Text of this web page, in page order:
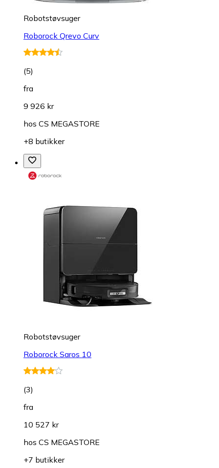
Robotstøvsuger
Roborock Qrevo Curv
(5)
fra
9 926 kr
hos CS MEGASTORE
+8 butikker
Robotstøvsuger
Roborock Saros 10
(3)
fra
10 527 kr
hos CS MEGASTORE
+7 butikker